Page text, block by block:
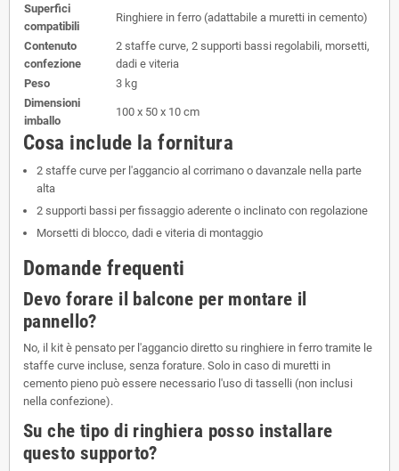
Superfici
compatibili
Ringhiere in ferro (adattabile a muretti in cemento)
Contenuto
confezione
2 staffe curve, 2 supporti bassi regolabili, morsetti,
dadi e viteria
Peso
3 kg
Dimensioni
imballo
100 x 50 x 10 cm
Cosa include la fornitura
2 staffe curve per l'aggancio al corrimano o davanzale nella parte
alta
2 supporti bassi per fissaggio aderente o inclinato con regolazione
Morsetti di blocco, dadi e viteria di montaggio
Domande frequenti
Devo forare il balcone per montare il
pannello?
No, il kit è pensato per l'aggancio diretto su ringhiere in ferro tramite le
staffe curve incluse, senza forature. Solo in caso di muretti in
cemento pieno può essere necessario l'uso di tasselli (non inclusi
nella confezione).
Su che tipo di ringhiera posso installare
questo supporto?